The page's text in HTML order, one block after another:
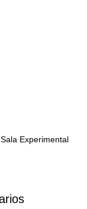
Experimental